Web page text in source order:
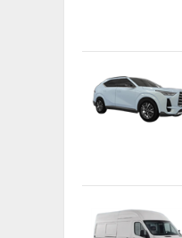
Airline
Набор
флажковых